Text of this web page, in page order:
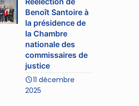
Benoît Santoire à
la présidence de
la Chambre
nationale des
commissaires de
justice
11 décembre
2025